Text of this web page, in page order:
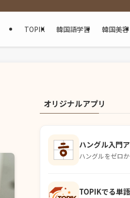
TOPIK 韓国語学習 韓国美容
オリジナルアプリ
ハングル入門
ハングルをゼロ
TOPIKでる単語